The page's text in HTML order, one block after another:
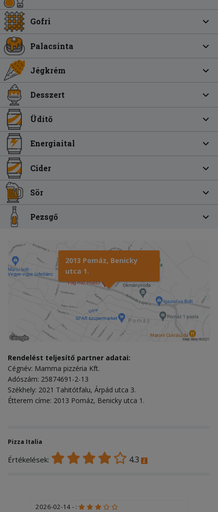
Gofri
Palacsinta
Jégkrém
Desszert
Üdítő
Energiaital
Cider
Sör
Pezsgő
2013 Pomáz, Benicky
utca 1.
Rendelést teljesítő partner adatai:
Cégnév: Mamma pizzéria Kft.
Adószám: 25874691-2-13
Székhely: 2021 Tahitótfalu, Árpád utca 3.
Étterem címe: 2013 Pomáz, Benicky utca 1.
Pizza Italia
Értékelések: 4.3
2026-02-14 - :